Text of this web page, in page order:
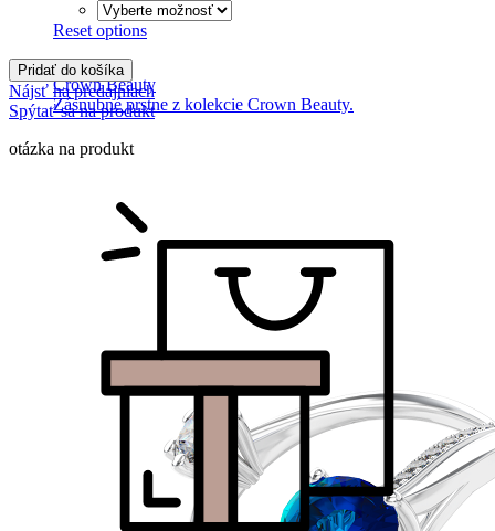
Crown Beauty
Zásnubné prstne z kolekcie Crown Beauty.
Reset options
Pridať do košíka
Nájsť na predajniach
Spýtať sa na produkt
otázka na produkt